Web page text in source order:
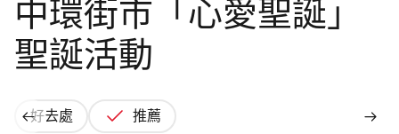
中環街市「心愛聖誕」
聖誕活動
好去處 推薦